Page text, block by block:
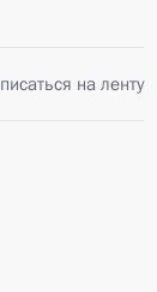
на ленту